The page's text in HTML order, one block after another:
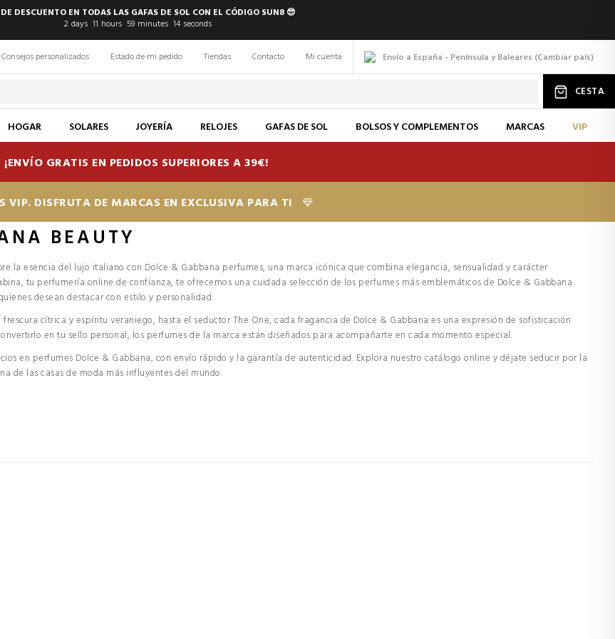
DESCUENTO EN TODAS LAS GAFAS DE SOL CON EL CÓDIGO SUN8 😎
2 days 11 hours 59 minutes 13 seconds
Envío a España - Península y Baleares (Cambiar país)
Consejos personalizados Estado de mi pedido Tiendas Contacto Mi cuenta
CESTA
HOGAR SOLARES JOYERÍA RELOJES GAFAS DE SOL BOLSOS Y COMPLEMENTOS MARCAS VIP
¡ENVÍO GRATIS EN PEDIDOS SUPERIORES A 39€!
VIP. DISFRUTA DE MARCAS EN EXCLUSIVA PARA TI
BEAUTY
la esencia del lujo italiano con Dolce & Gabbana perfumes, una marca icónica que combina elegancia, sensualidad y carácter
tu perfumería online de confianza, te ofrecemos una cuidada selección de los perfumes más emblemáticos de Dolce & Gabbana
desean destacar con estilo y personalidad.
cítrica y espíritu veraniego, hasta el seductor The One, cada fragancia de Dolce & Gabbana es una expresión de sofisticación
en tu sello personal, los perfumes de la marca están diseñados para acompañarte en cada momento especial.
en perfumes Dolce & Gabbana, con envío rápido y la garantía de autenticidad. Explora nuestro catálogo online y déjate seducir por la
de las casas de moda más influyentes del mundo.